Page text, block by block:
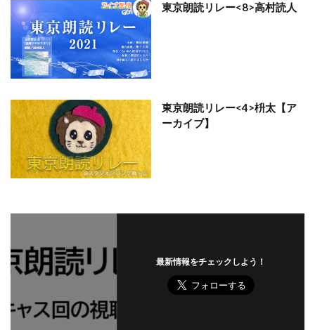
東京朗読リレー<8>高村読人
東京朗読リレー<4>枡太【ア
ーカイブ】
最新情報をチェックしよう！